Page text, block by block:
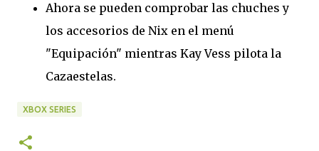
Ahora se pueden comprobar las chuches y
los accesorios de Nix en el menú
"Equipación" mientras Kay Vess pilota la
Cazaestelas.
XBOX SERIES